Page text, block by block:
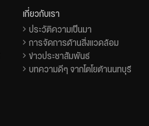
เกี่ยวกับเรา
ประวัติความเป็นมา
การจัดการด้านสิ่งแวดล้อม
ข่าวประชาสัมพันธ์
บทความดีๆ จากโตโยต้านนทบุรี